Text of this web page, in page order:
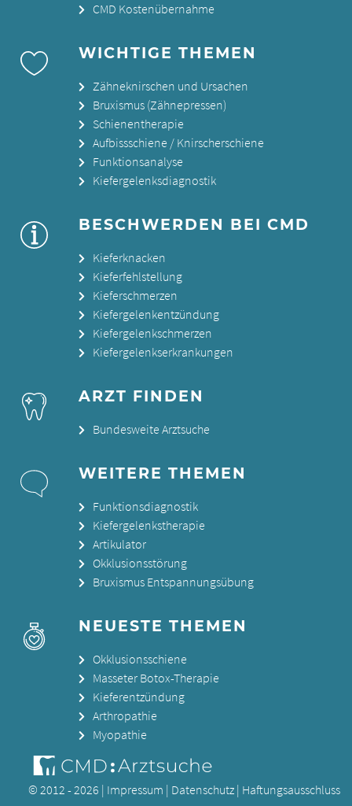
CMD Kostenübernahme
WICHTIGE THEMEN
Zähneknirschen und Ursachen
Bruxismus (Zähnepressen)
Schienentherapie
Aufbissschiene / Knirscherschiene
Funktionsanalyse
Kiefergelenksdiagnostik
BESCHWERDEN BEI CMD
Kieferknacken
Kieferfehlstellung
Kieferschmerzen
Kiefergelenkentzündung
Kiefergelenkschmerzen
Kiefergelenkserkrankungen
ARZT FINDEN
Bundesweite Arztsuche
WEITERE THEMEN
Funktionsdiagnostik
Kiefergelenkstherapie
Artikulator
Okklusionsstörung
Bruxismus Entspannungsübung
NEUESTE THEMEN
Okklusionsschiene
Masseter Botox-Therapie
Kieferentzündung
Arthropathie
Myopathie
© 2012 - 2026 | Impressum | Datenschutz | Haftungsausschluss